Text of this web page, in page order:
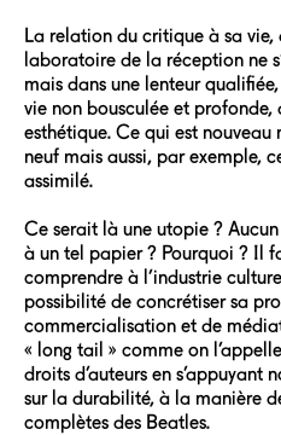
La relation du critique à sa
laboratoire de la réception ne
mais dans une lenteur
vie non bousculée et profonde,
esthétique. Ce qui est nouveau
neuf mais aussi, par exemple,
assimilé.
Ce serait là une utopie ?
à un tel papier ? Pourquoi ? Il
comprendre à l’industrie
possibilité de concrétiser sa
commercialisation et de
« long tail » comme on
droits d’auteurs en s’appuyant
sur la durabilité, à la manière
complètes des Beatles.